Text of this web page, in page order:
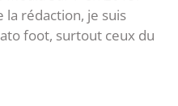
la rédaction, je suis
foot, surtout ceux du